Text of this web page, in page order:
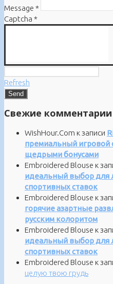
Message *
Captcha *
Refresh
Свежие комментарии
WishHour.Com к записи
премиальный игровой
щедрыми бонусами
Embroidered Blouse к
идеальный выбор для
спортивных ставок
Embroidered Blouse к
горячие азартные
русским колоритом
Embroidered Blouse к
идеальный выбор для
спортивных ставок
Embroidered Blouse к
целую твою грудь